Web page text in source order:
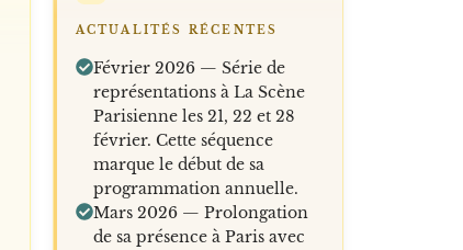
ACTUALITÉS RÉCENTES
Février 2026 — Série de
représentations à La Scène
Parisienne les 21, 22 et 28
février. Cette séquence
marque le début de sa
programmation annuelle.
Mars 2026 — Prolongation
de sa présence à Paris avec